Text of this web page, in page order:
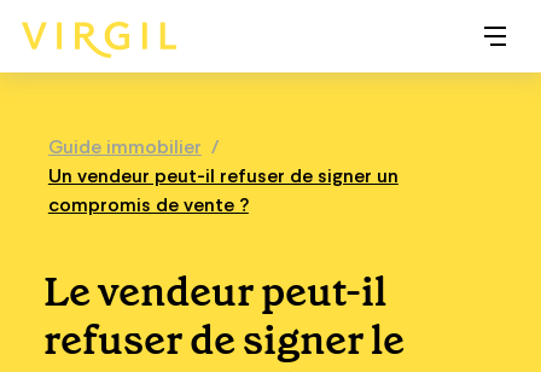
Guide immobilier /
Un vendeur peut-il refuser de signer un
compromis de vente ?
Le vendeur peut-il
refuser de signer le